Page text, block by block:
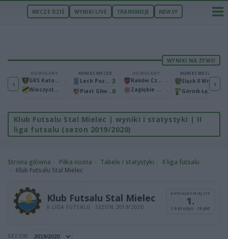
MECZE DZIŚ WYNIKI LIVE TRANSMISJE NEWSY
WYNIKI NA ŻYWO
‹
Warta Poznań 2
ODWOŁANY
GKS Katowice
Wieczysta Kraków
KONIEC MECZU
Lech Poznań 3
Piast Gliwice0
ODWOŁANY
Raków Częstochowa
Zagłębie Lubin
KONIEC MECZU
2
Górnik Łęczna 0
›
Klub Futsalu Stal Mielec | wyniki i statystyki | II
liga futsalu (sezon 2019/2020)
Strona główna Piłka nożna Tabele / statystyki
II liga futsalu
Klub Futsalu Stal Mielec
Klub Futsalu Stal Mielec
II LIGA FUTSALU · SEZON 2019/2020
AKTUALNE MIEJSCE
1.
z 6 drużyn · 16 pkt
SEZON